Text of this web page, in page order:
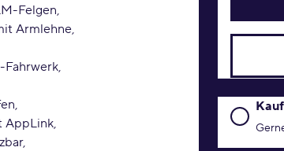
Felgen
Armlehne
Fahrwerk
AppLink